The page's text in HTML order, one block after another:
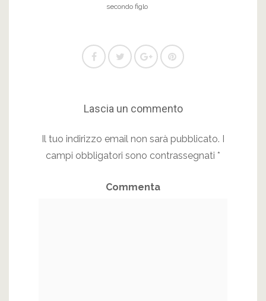
secondo figlo
Lascia un commento
Il tuo indirizzo email non sarà pubblicato. I
campi obbligatori sono contrassegnati *
Commenta